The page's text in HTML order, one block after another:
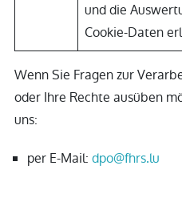
und die
Cookie-Daten
Wenn Sie Fragen zur
oder Ihre Rechte ausüben
uns:
per E-Mail: dpo@fhrs.lu